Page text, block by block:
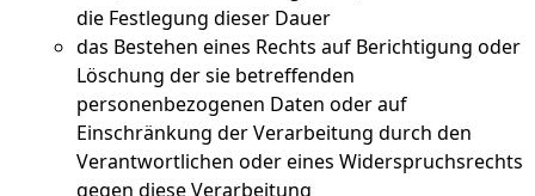
die Festlegung dieser Dauer
das Bestehen eines Rechts auf Berichtigung oder
Löschung der sie betreffenden
personenbezogenen Daten oder auf
Einschränkung der Verarbeitung durch den
Verantwortlichen oder eines Widerspruchsrechts
gegen diese Verarbeitung